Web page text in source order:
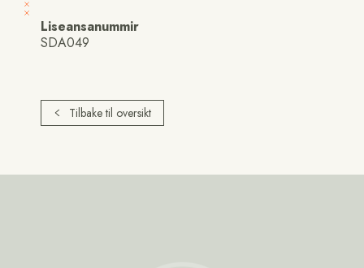
Liseansanummir
SDA049
Tilbake til oversikt